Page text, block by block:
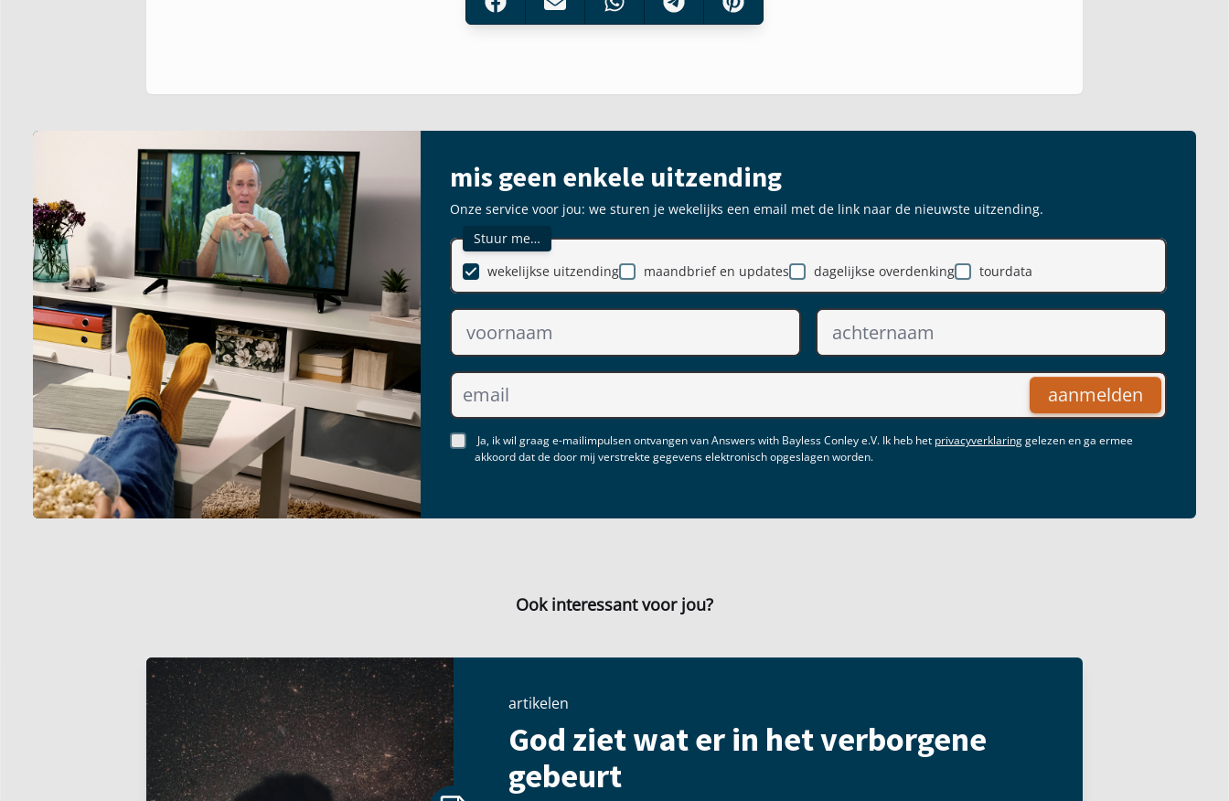
mis geen enkele uitzending
Onze service voor jou: we sturen je wekelijks een email met de link naar de nieuwste uitzending.
Stuur me…
maandbrief en updates
dagelijkse overdenking
wekelijkse uitzending tourdata
aanmelden
Ja, ik wil graag e-mailimpulsen ontvangen van Answers with Bayless Conley e.V. Ik heb het privacyverklaringgelezen en ga ermee
akkoord dat de door mij verstrekte gegevens elektronisch opgeslagen worden.
Ook interessant voor jou?
artikelen
God ziet wat er in het verborgene
gebeurt